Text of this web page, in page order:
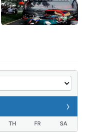
›
TH FR SA